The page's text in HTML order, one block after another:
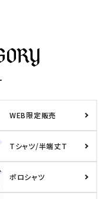
WEB限定販売
Tシャツ/半端丈T
ポロシャツ